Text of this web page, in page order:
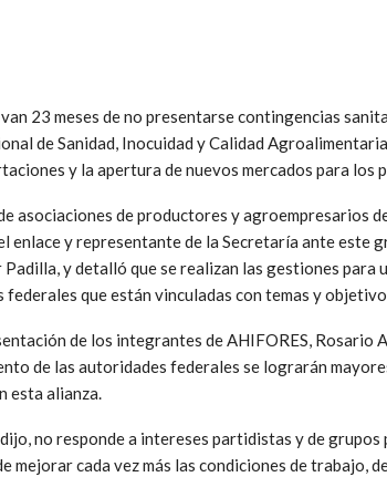
23 meses de no presentarse contingencias
de Sanidad, Inocuidad y Calidad
y la apertura de nuevos mercados para los
asociaciones de productores y agroempresarios
enlace y representante de la Secretaría ante este
Padilla, y detalló que se realizan las gestiones para
federales que están vinculadas con temas y
de los integrantes de AHIFORES, Rosario
de las autoridades federales se lograrán
esta alianza.
no responde a intereses partidistas y de
mejorar cada vez más las condiciones de trabajo,